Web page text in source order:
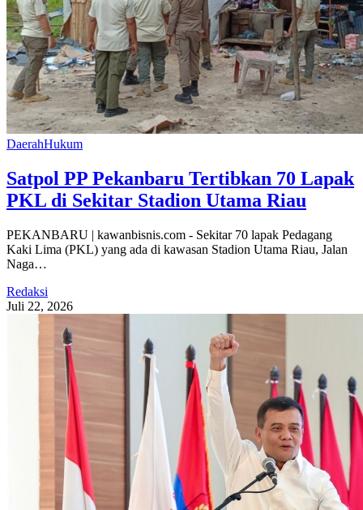
DaerahHukum
Satpol PP Pekanbaru Tertibkan 70 Lapak
PKL di Sekitar Stadion Utama Riau
PEKANBARU | kawanbisnis.com - Sekitar 70 lapak Pedagang
Kaki Lima (PKL) yang ada di kawasan Stadion Utama Riau, Jalan
Naga…
Redaksi
Juli 22, 2026